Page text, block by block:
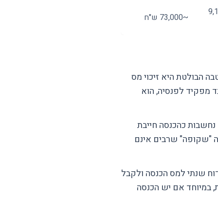
9,120 ~73,000 ש"ח
הבולטת היא זיכוי מס
מפקיד לפנסיה, הוא
(עד 7.5% מהשכר) לא נחשבות כהכנסה חייבת
"שקופה" שרבים אינם
שנתי למס הכנסה ולקבל
במיוחד אם יש הכנסה